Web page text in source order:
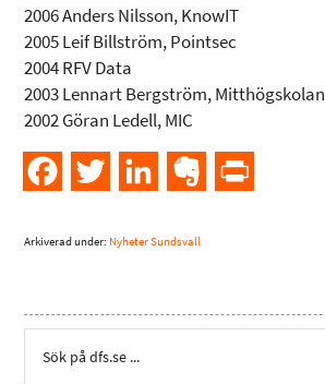
2006 Anders Nilsson, KnowIT
2005 Leif Billström, Pointsec
2004 RFV Data
2003 Lennart Bergström, Mitthögskolan
2002 Göran Ledell, MIC
FacebookTwitter LinkedInEvernote
Arkiverad under: Nyheter Sundsvall